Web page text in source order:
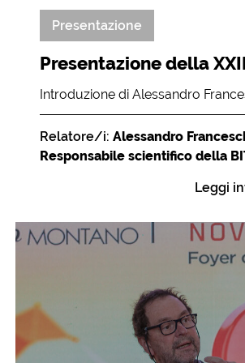
Presentazione
Presentazione della
Introduzione di Alessandro
Relatore/i: Alessandro
Responsabile scientifico della
Leggi